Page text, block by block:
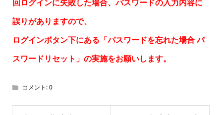
回ログインに失敗した場合、パスワードの入力内容に
誤りがありますので、
ログインボタン下にある「パスワードを忘れた場合パ
スワードリセット 」の実施をお願いします。
コメント:0